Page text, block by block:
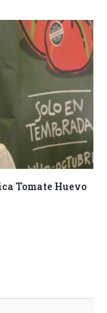
Tomate Huevo